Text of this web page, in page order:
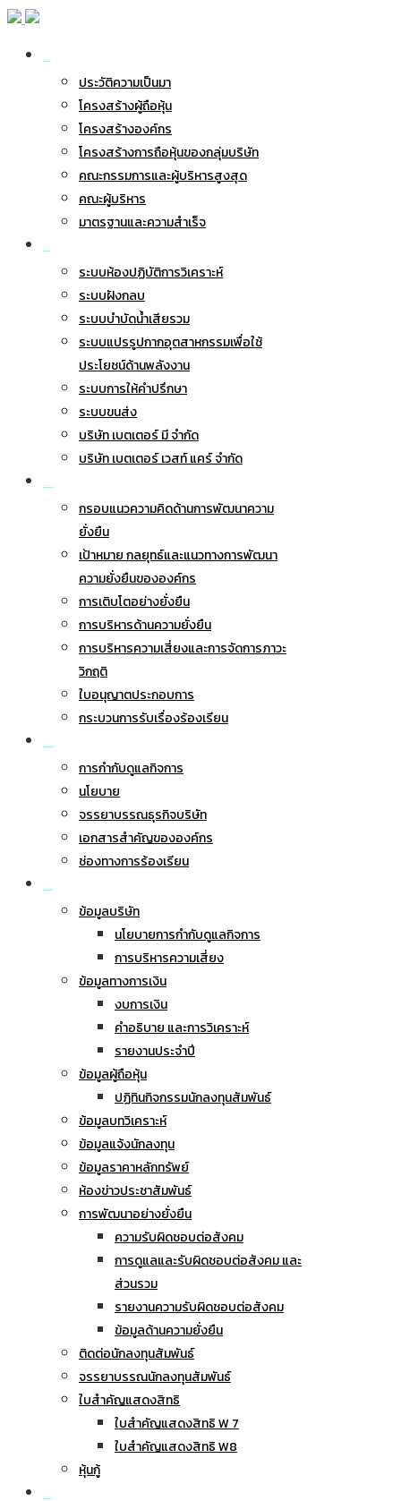
ประวัติความเป็นมา
โครงสร้างผู้ถือหุ้น
โครงสร้างองค์กร
โครงสร้างการถือหุ้นของกลุ่มบริษัท
คณะกรรมการและผู้บริหารสูงสุด
คณะผู้บริหาร
มาตรฐานและความสำเร็จ
ระบบห้องปฏิบัติการวิเคราะห์
ระบบฝังกลบ
ระบบบำบัดน้ำเสียรวม
ระบบแปรรูปกากอุตสาหกรรมเพื่อใช้
ประโยชน์ด้านพลังงาน
ระบบการให้คำปรึกษา
ระบบขนส่ง
บริษัท เบตเตอร์ มี จำกัด
บริษัท เบตเตอร์ เวสท์ แคร์ จำกัด
กรอบแนวความคิดด้านการพัฒนาความ
ยั่งยืน
เป้าหมาย กลยุทธ์และแนวทางการพัฒนา
ความยั่งยืนขององค์กร
การเติบโตอย่างยั่งยืน
การบริหารด้านความยั่งยืน
การบริหารความเสี่ยงและการจัดการภาวะ
วิกฤติ
ใบอนุญาตประกอบการ
กระบวนการรับเรื่องร้องเรียน
การกำกับดูแลกิจการ
นโยบาย
จรรยาบรรณธุรกิจบริษัท
เอกสารสำคัญขององค์กร
ช่องทางการร้องเรียน
ข้อมูลบริษัท
นโยบายการกำกับดูแลกิจการ
การบริหารความเสี่ยง
ข้อมูลทางการเงิน
งบการเงิน
คำอธิบาย และการวิเคราะห์
รายงานประจำปี
ข้อมูลผู้ถือหุ้น
ปฏิทินกิจกรรมนักลงทุนสัมพันธ์
ข้อมูลบทวิเคราะห์
ข้อมูลแจ้งนักลงทุน
ข้อมูลราคาหลักทรัพย์
ห้องข่าวประชาสัมพันธ์
การพัฒนาอย่างยั่งยืน
ความรับผิดชอบต่อสังคม
การดูแลและรับผิดชอบต่อสังคม และ
ส่วนรวม
รายงานความรับผิดชอบต่อสังคม
ข้อมูลด้านความยั่งยืน
ติดต่อนักลงทุนสัมพันธ์
จรรยาบรรณนักลงทุนสัมพันธ์
ใบสำคัญแสดงสิทธิ
ใบสำคัญแสดงสิทธิ W 7
ใบสำคัญแสดงสิทธิ W8
หุ้นกู้